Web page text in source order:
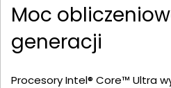
Moc
generacji
Procesory Intel® Core™ Ultra